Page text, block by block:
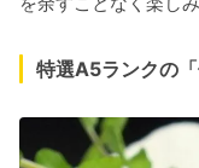
特選A5ランクの